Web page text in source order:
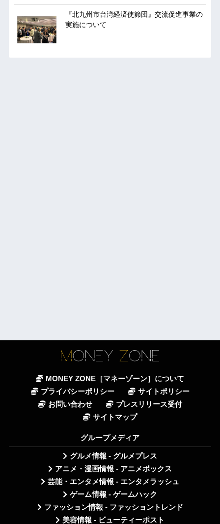
『北九州市台湾経済使節団』交流促進事業の
実施について
MONEY ZONE［マネーゾーン］について
プライバシーポリシー
サイトポリシー
お問い合わせ
プレスリリース受付
サイトマップ
グループメディア
グルメ情報 - グルメプレス
アニメ・漫画情報 - アニメボックス
芸能・エンタメ情報 - エンタメラッシュ
ゲーム情報 - ゲームハック
ファッション情報 - ファッショントレンド
美容情報 - ビューティーポスト